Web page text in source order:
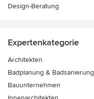
Design-Beratung
Expertenkategorie
Architekten
Badplanung & Badsanierung
Bauunternehmen